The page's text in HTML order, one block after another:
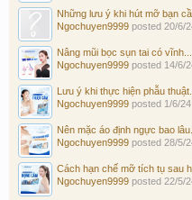
Những lưu ý khi hút mỡ bạn
Ngochuyen9999 posted 20/6/
Nâng mũi bọc sụn tai có vĩnh...
Ngochuyen9999 posted 14/6/
Lưu ý khi thực hiện phẫu thuật...
Ngochuyen9999 posted 1/6/24
Nên mặc áo định ngực bao lâu...
Ngochuyen9999 posted 28/5/
Cách hạn chế mỡ tích tụ sau
Ngochuyen9999 posted 22/5/